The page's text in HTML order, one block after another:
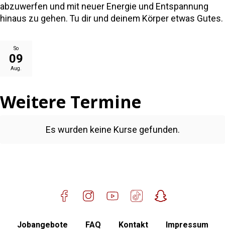
Standort Ampfing
abzuwerfen und mit neuer Energie und Entspannung
hinaus zu gehen. Tu dir und deinem Körper etwas Gutes.
So
09
Aug.
Weitere Termine
Es wurden keine Kurse gefunden.
Jobangebote FAQ Kontakt Impressum